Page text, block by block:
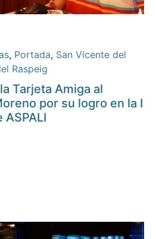
, Portada, San Vicente del
Raspeig
Tarjeta Amiga al
por su logro en la I